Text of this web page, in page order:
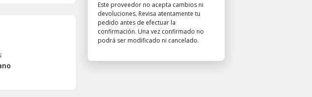
Este proveedor no acepta cambios ni
devoluciones. Revisa atentamente tu
pedido antes de efectuar la
confirmación. Una vez confirmado no
podrá ser modificado ni cancelado.